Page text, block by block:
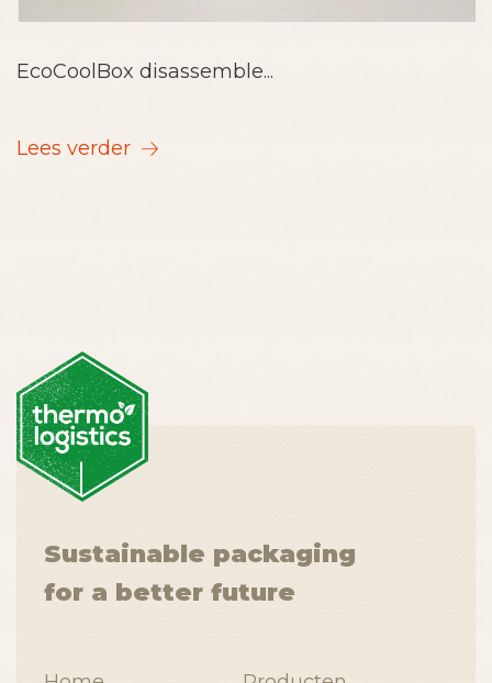
EcoCoolBox disassemble...
Lees verder
Sustainable packaging
for a better future